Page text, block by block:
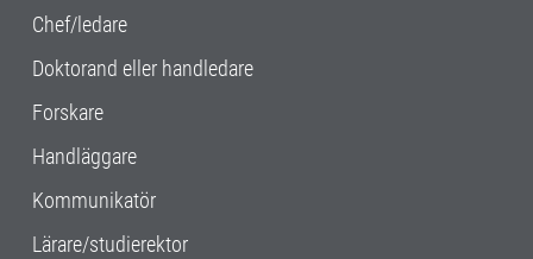
Chef/ledare
Doktorand eller handledare
Forskare
Handläggare
Kommunikatör
Lärare/studierektor